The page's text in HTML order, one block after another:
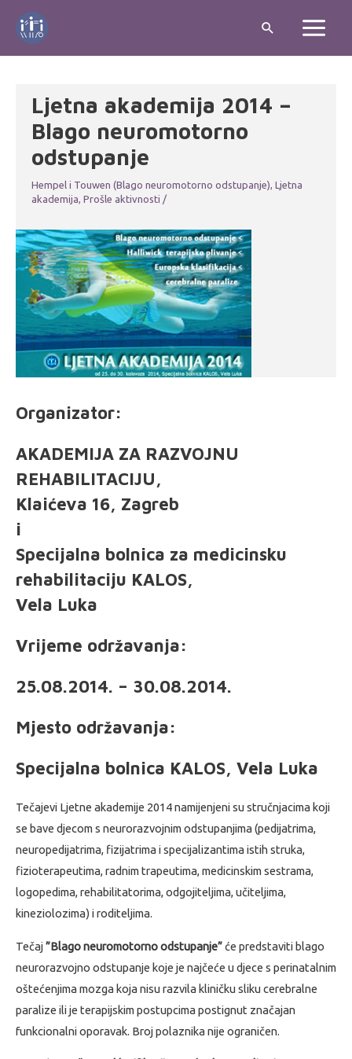
Search
Main
Ljetna akademija 2014 –
Blago neuromotorno
odstupanje
Hempel i Touwen (Blago neuromotorno odstupanje), Ljetna
akademija, Prošle aktivnosti /
Organizator:
AKADEMIJA ZA RAZVOJNU
REHABILITACIJU,
Klaićeva 16, Zagreb
i
Specijalna bolnica za medicinsku
rehabilitaciju KALOS,
Vela Luka
Vrijeme održavanja:
25.08.2014. – 30.08.2014.
Mjesto održavanja:
Specijalna bolnica KALOS, Vela Luka
Tečajevi Ljetne akademije 2014 namijenjeni su stručnjacima koji
se bave djecom s neurorazvojnim odstupanjima (pedijatrima,
neuropedijatrima, fizijatrima i specijalizantima istih struka,
fizioterapeutima, radnim trapeutima, medicinskim sestrama,
logopedima, rehabilitatorima, odgojiteljima, učiteljima,
kineziolozima) i roditeljima.
Tečaj”Blago neuromotorno odstupanje”će predstaviti blago
neurorazvojno odstupanje koje je najčeće u djece s perinatalnim
oštećenjima mozga koja nisu razvila kliničku sliku cerebralne
paralize ili je terapijskim postupcima postignut značajan
funkcionalni oporavak. Broj polaznika nije ograničen.